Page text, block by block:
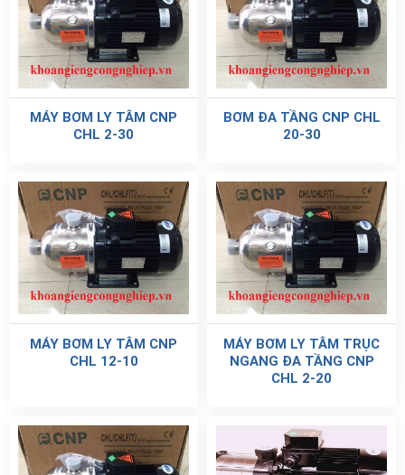
MÁY BƠM LY TÂM CNP
CHL 2-30
BƠM ĐA TẦNG CNP CHL
20-30
MÁY BƠM LY TÂM CNP
CHL 12-10
MÁY BƠM LY TÂM TRỤC
NGANG ĐA TẦNG CNP
CHL 2-20